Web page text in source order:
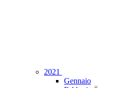
2021
Gennaio